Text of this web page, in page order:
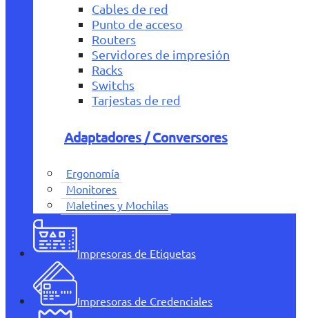
Cables de red
Punto de acceso
Routers
Servidores de impresión
Racks
Switchs
Tarjestas de red
Adaptadores / Conversores
Ergonomía
Monitores
Maletines y Mochilas
Impresoras de Etiquetas
Impresoras de Credenciales